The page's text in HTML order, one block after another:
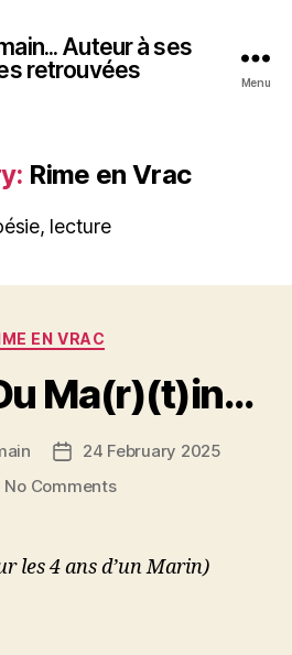
Auteur à ses
retrouvées
Menu
Rime en Vrac
lecture
Categories
EN VRAC
Ma(r)(t)in…
Post24 February 2025
No Commentson
Ma(r)
les 4 ans d’un Marin)